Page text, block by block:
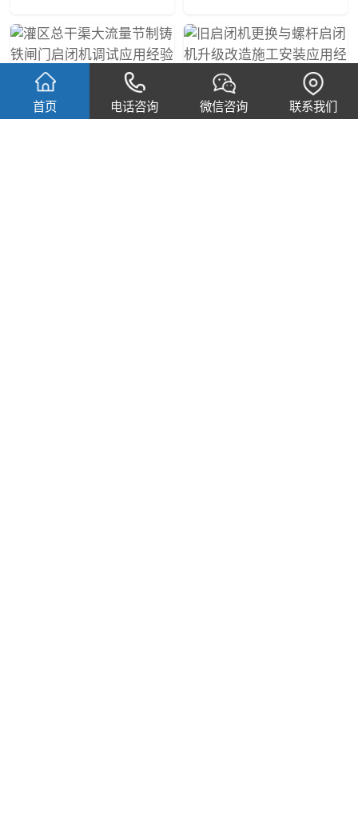
灌区总干渠大流量节制铸铁
闸门启闭机调试应用经验
旧启闭机更换与螺杆启闭机
升级改造施工安装应用经验
首页 电话咨询 微信咨询 联系我们